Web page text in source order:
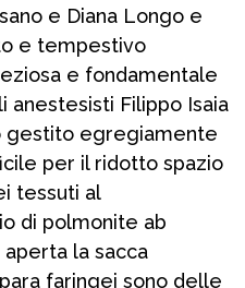
e Diana Longo e
e tempestivo
e fondamentale
anestesisti Filippo Isaia
gestito egregiamente
per il ridotto spazio
tessuti al
di polmonite ab
la sacca
faringei sono delle